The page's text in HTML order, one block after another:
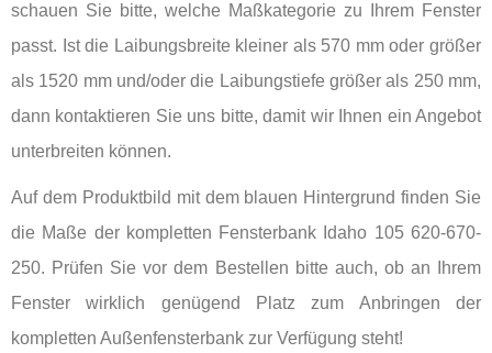
schauen Sie bitte, welche Maßkategorie zu Ihrem Fenster
passt. Ist die Laibungsbreite kleiner als 570 mm oder größer
als 1520 mm und/oder die Laibungstiefe größer als 250 mm,
dann kontaktieren Sie uns bitte, damit wir Ihnen ein Angebot
unterbreiten können.
Auf dem Produktbild mit dem blauen Hintergrund finden Sie
die Maße der kompletten Fensterbank Idaho 105 620-670-
250. Prüfen Sie vor dem Bestellen bitte auch, ob an Ihrem
Fenster wirklich genügend Platz zum Anbringen der
kompletten Außenfensterbank zur Verfügung steht!